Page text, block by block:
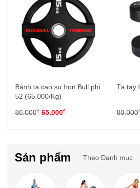
Bánh tạ cao su Iron Bull phi
52 (65.000/Kg)
80.000₫ 65.000₫
Tạ tay
80.000₫
Sản phẩm Theo Danh mục